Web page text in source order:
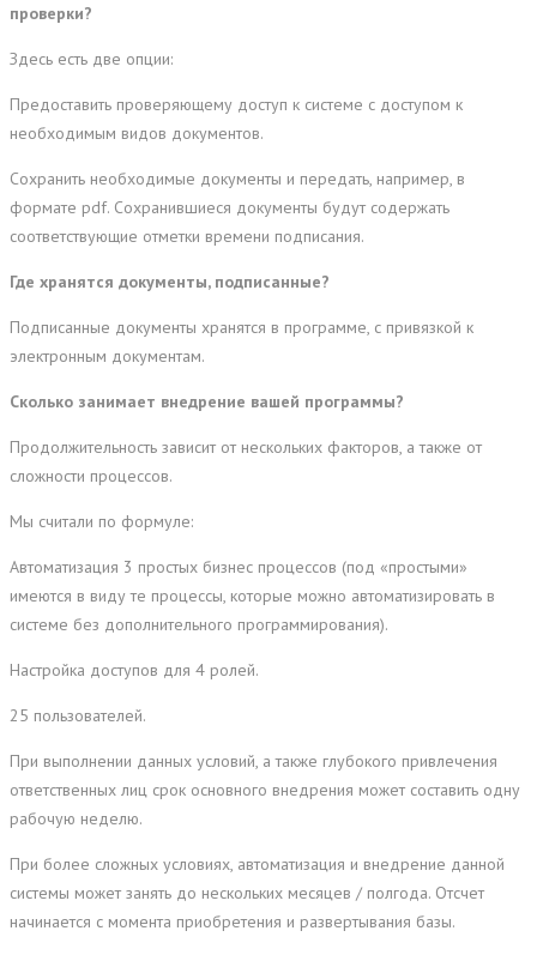
проверки?
Здесь есть две опции:
Предоставить проверяющему доступ к системе с доступом к
необходимым видов документов.
Сохранить необходимые документы и передать, например, в
формате pdf. Сохранившиеся документы будут содержать
соответствующие отметки времени подписания.
Где хранятся документы, подписанные?
Подписанные документы хранятся в программе, с привязкой к
электронным документам.
Сколько занимает внедрение вашей программы?
Продолжительность зависит от нескольких факторов, а также от
сложности процессов.
Мы считали по формуле:
Автоматизация 3 простых бизнес процессов (под «простыми»
имеются в виду те процессы, которые можно автоматизировать в
системе без дополнительного программирования).
Настройка доступов для 4 ролей.
25 пользователей.
При выполнении данных условий, а также глубокого привлечения
ответственных лиц срок основного внедрения может составить одну
рабочую неделю.
При более сложных условиях, автоматизация и внедрение данной
системы может занять до нескольких месяцев / полгода. Отсчет
начинается с момента приобретения и развертывания базы.